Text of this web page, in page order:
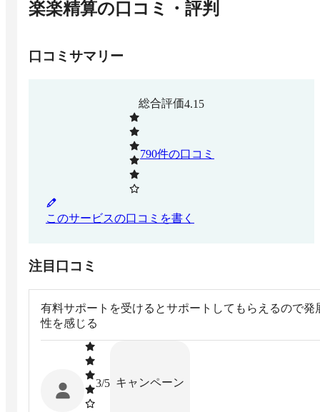
楽楽精算の口コミ・評判
口コミサマリー
総合評価4.15
790件の口コミ
このサービスの口コミを書く
注目口コミ
有料サポートを受けるとサポートしてもらえるので発
性を感じる
3/5 キャンペーン